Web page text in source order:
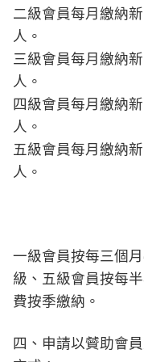
二級會員每月繳
人。
三級會員每月繳納
人。
四級會員每月繳
人。
五級會員每月繳
人。
一級會員按每三個
級、五級會員按每
費按季繳納。
四、申請以贙助會